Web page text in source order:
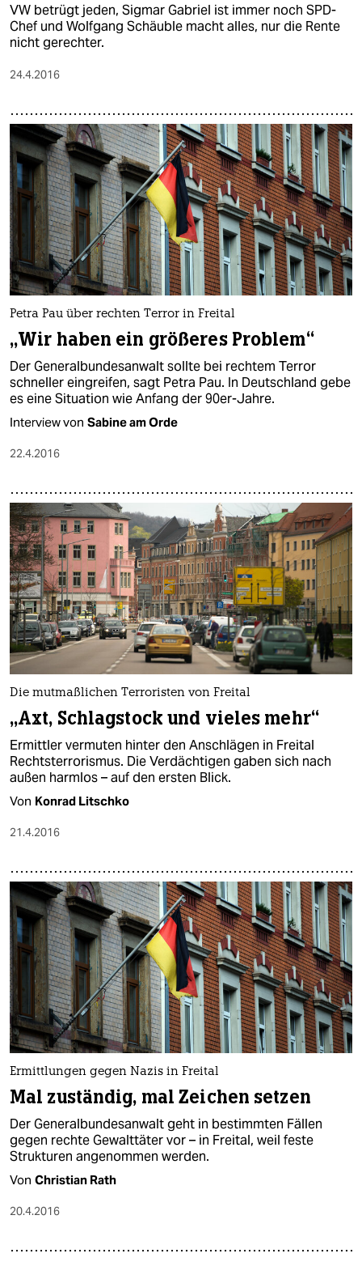
VW betrügt jeden, Sigmar Gabriel ist immer noch SPD-
Chef und Wolfgang Schäuble macht alles, nur die Rente
nicht gerechter.
24.4.2016
Petra Pau über rechten Terror in Freital
„Wir haben ein größeres Problem“
Der Generalbundesanwalt sollte bei rechtem Terror
schneller eingreifen, sagt Petra Pau. In Deutschland gebe
es eine Situation wie Anfang der 90er-Jahre.
Interview von Sabine am Orde
22.4.2016
Die mutmaßlichen Terroristen von Freital
„Axt, Schlagstock und vieles mehr“
Ermittler vermuten hinter den Anschlägen in Freital
Rechtsterrorismus. Die Verdächtigen gaben sich nach
außen harmlos – auf den ersten Blick.
Von Konrad Litschko
21.4.2016
Ermittlungen gegen Nazis in Freital
Mal zuständig, mal Zeichen setzen
Der Generalbundesanwalt geht in bestimmten Fällen
gegen rechte Gewalttäter vor – in Freital, weil feste
Strukturen angenommen werden.
Von Christian Rath
20.4.2016